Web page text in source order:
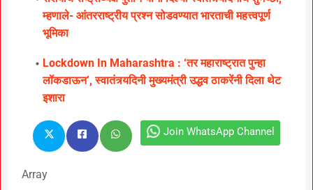
म्हणाले- आंतरराष्ट्रीय प्रश्न सोडवण्यात भारताची महत्त्वपूर्ण
भूमिका
Lockdown In Maharashtra : ‘तर महाराष्ट्रात पुन्हा
लॉकडाऊन’, स्वातंत्र्यदिनी मुख्यमंत्री उद्धव ठाकरेंनी दिला थेट
इशारा
Join WhatsApp Channel
Array